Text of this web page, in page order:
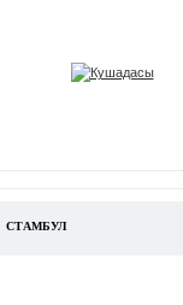
СТАМБУЛ